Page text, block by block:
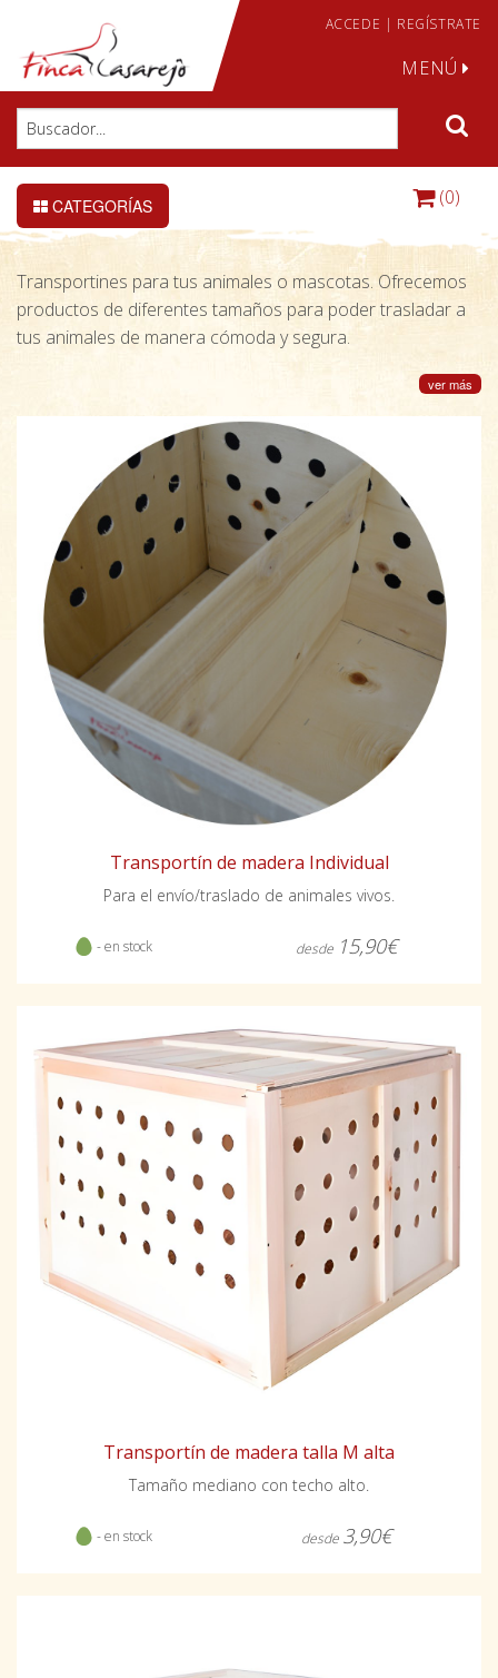
ACCEDE | REGÍSTRATE
MENÚ
CATEGORÍAS (0)
Transportines para tus animales o mascotas. Ofrecemos
productos de diferentes tamaños para poder trasladar a
tus animales de manera cómoda y segura.
ver más
Transportín de madera Individual
Para el envío/traslado de animales vivos.
- en stock desde 15,90€
Transportín de madera talla M alta
Tamaño mediano con techo alto.
- en stock desde 3,90€